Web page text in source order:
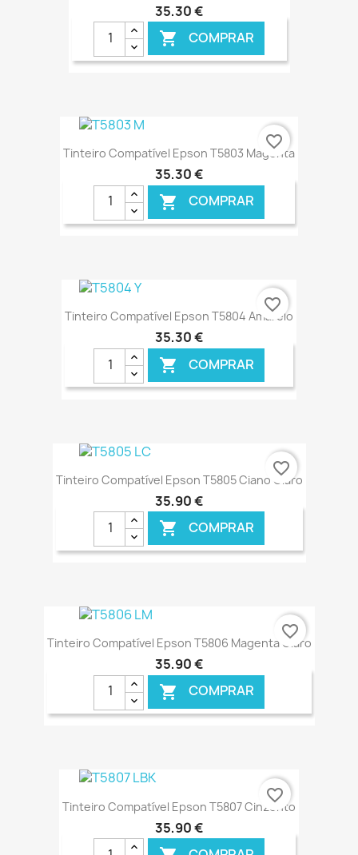
35,30 €
 COMPRAR
€ ONLINE
Tinteiro Compatível Epson T5803 Magenta
35,30 €
 COMPRAR
€ ONLINE
favorite_border
Tinteiro Compatível Epson T5804 Amarelo
35,30 €
 COMPRAR
€ ONLINE
favorite_border
Tinteiro Compatível Epson T5805 Ciano Claro
35,90 €
 COMPRAR
€ ONLINE
favorite_border
Tinteiro Compatível Epson T5806 Magenta Claro
35,90 €
 COMPRAR
€ ONLINE
favorite_border
Tinteiro Compatível Epson T5807 Cinzento
35,90 €
favorite_border